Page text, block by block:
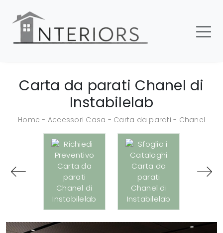
Carta da parati Chanel di
Instabilelab
Home - Accessori Casa - Carta da parati - Chanel